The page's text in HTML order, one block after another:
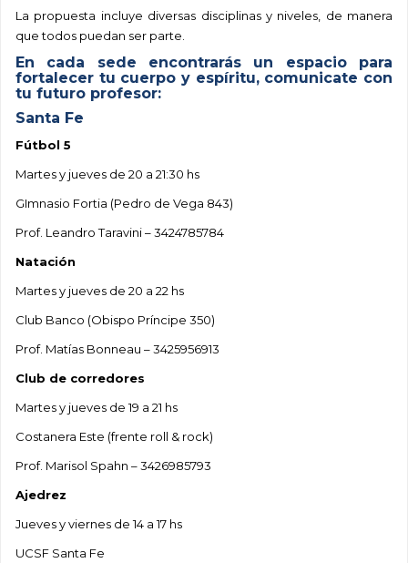
La propuesta incluye diversas disciplinas y niveles, de manera
que todos puedan ser parte.
En cada sede encontrarás un espacio para
fortalecer tu cuerpo y espíritu, comunicate con
tu futuro profesor:
Santa Fe
Fútbol 5
Martes y jueves de 20 a 21:30 hs
GImnasio Fortia (Pedro de Vega 843)
Prof. Leandro Taravini – 3424785784
Natación
Martes y jueves de 20 a 22 hs
Club Banco (Obispo Príncipe 350)
Prof. Matías Bonneau – 3425956913
Club de corredores
Martes y jueves de 19 a 21 hs
Costanera Este (frente roll & rock)
Prof. Marisol Spahn – 3426985793
Ajedrez
Jueves y viernes de 14 a 17 hs
UCSF Santa Fe